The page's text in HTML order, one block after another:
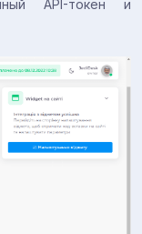
API-токен и